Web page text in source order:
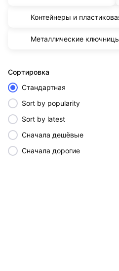
Контейнеры и
Металлические
Cортировка
Стандартная
Sort by popularity
Sort by latest
Сначала дешёвые
Сначала дорогие